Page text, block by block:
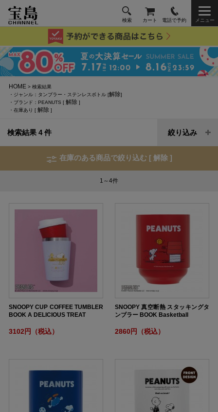
検索 カート 電話で予約 メニュー
HOME > 検索結果
・ジャンル：タンブラー・ステンレスボトル [解除]
・ブランド：PEANUTS [解除 ]
・在庫あり [解除 ]
検索結果 4 件 絞り込み
在庫のある商品で絞り込む [ 解除 ]
1～4件
SNOOPY CUP COFFEE TUMBLER
BOOK A DELICIOUS TREAT
3102円（税込）
SNOOPY 真空断熱 スタッキングタ
ンブラー BOOK Basketball
2860円（税込）